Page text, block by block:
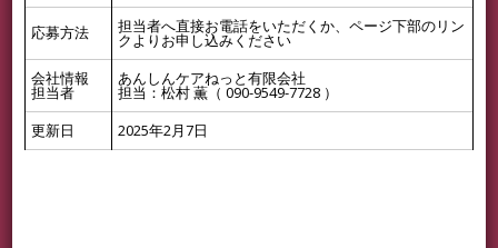
応募方法 担当者へ直接お電話をいただくか、ページ下部のリン
クよりお申し込みください
会社情報
担当者
あんしんケアねっと有限会社
担当：松村 薫（ 090-9549-7728 ）
更新日
2025年2月7日